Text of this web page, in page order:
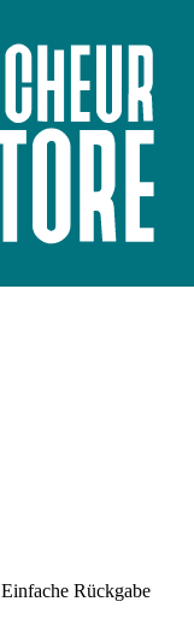
Einfache Rückgabe